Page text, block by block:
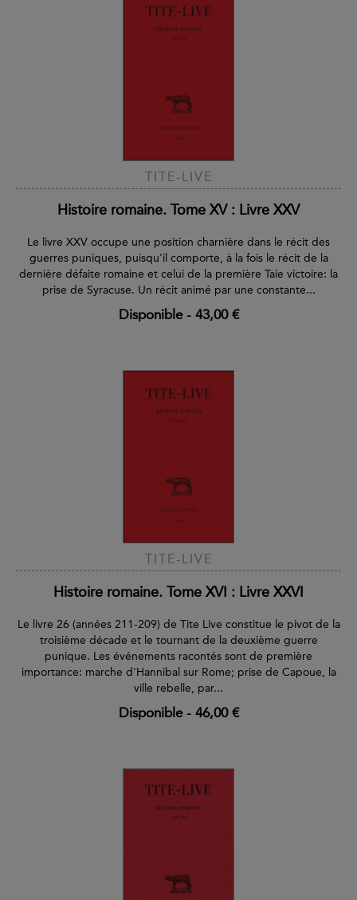
TITE-LIVE
Histoire romaine. Tome XV : Livre XXV
Le livre XXV occupe une position charnière dans le récit des
guerres puniques, puisqu'il comporte, à la fois le récit de la
dernière défaite romaine et celui de la première Taie victoire: la
prise de Syracuse. Un récit animé par une constante...
Disponible- 43,00 €
TITE-LIVE
Histoire romaine. Tome XVI : Livre XXVI
Le livre 26 (années 211-209) de Tite Live constitue le pivot de la
troisième décade et le tournant de la deuxième guerre
punique. Les événements racontés sont de première
importance: marche d'Hannibal sur Rome; prise de Capoue, la
ville rebelle, par...
Disponible- 46,00 €